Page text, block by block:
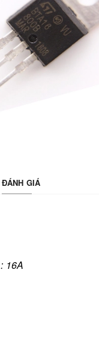
ĐÁNH GIÁ
16A